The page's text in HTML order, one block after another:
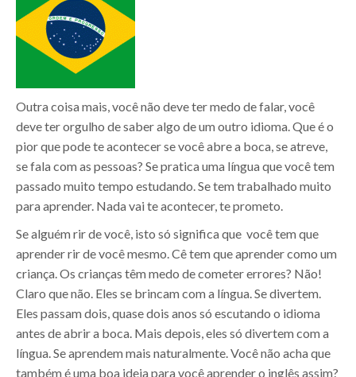
Outra coisa mais, você não deve ter medo de falar, você
deve ter orgulho de saber algo de um outro idioma. Que é o
pior que pode te acontecer se você abre a boca, se atreve,
se fala com as pessoas? Se pratica uma língua que você tem
passado muito tempo estudando. Se tem trabalhado muito
para aprender. Nada vai te acontecer, te prometo.
Se alguém rir de você, isto só significa que você tem que
aprender rir de você mesmo. Cê tem que aprender como um
criança. Os crianças têm medo de cometer errores? Não!
Claro que não. Eles se brincam com a língua. Se divertem.
Eles passam dois, quase dois anos só escutando o idioma
antes de abrir a boca. Mais depois, eles só divertem com a
língua. Se aprendem mais naturalmente. Você não acha que
também é uma boa ideia para você aprender o inglês assim?